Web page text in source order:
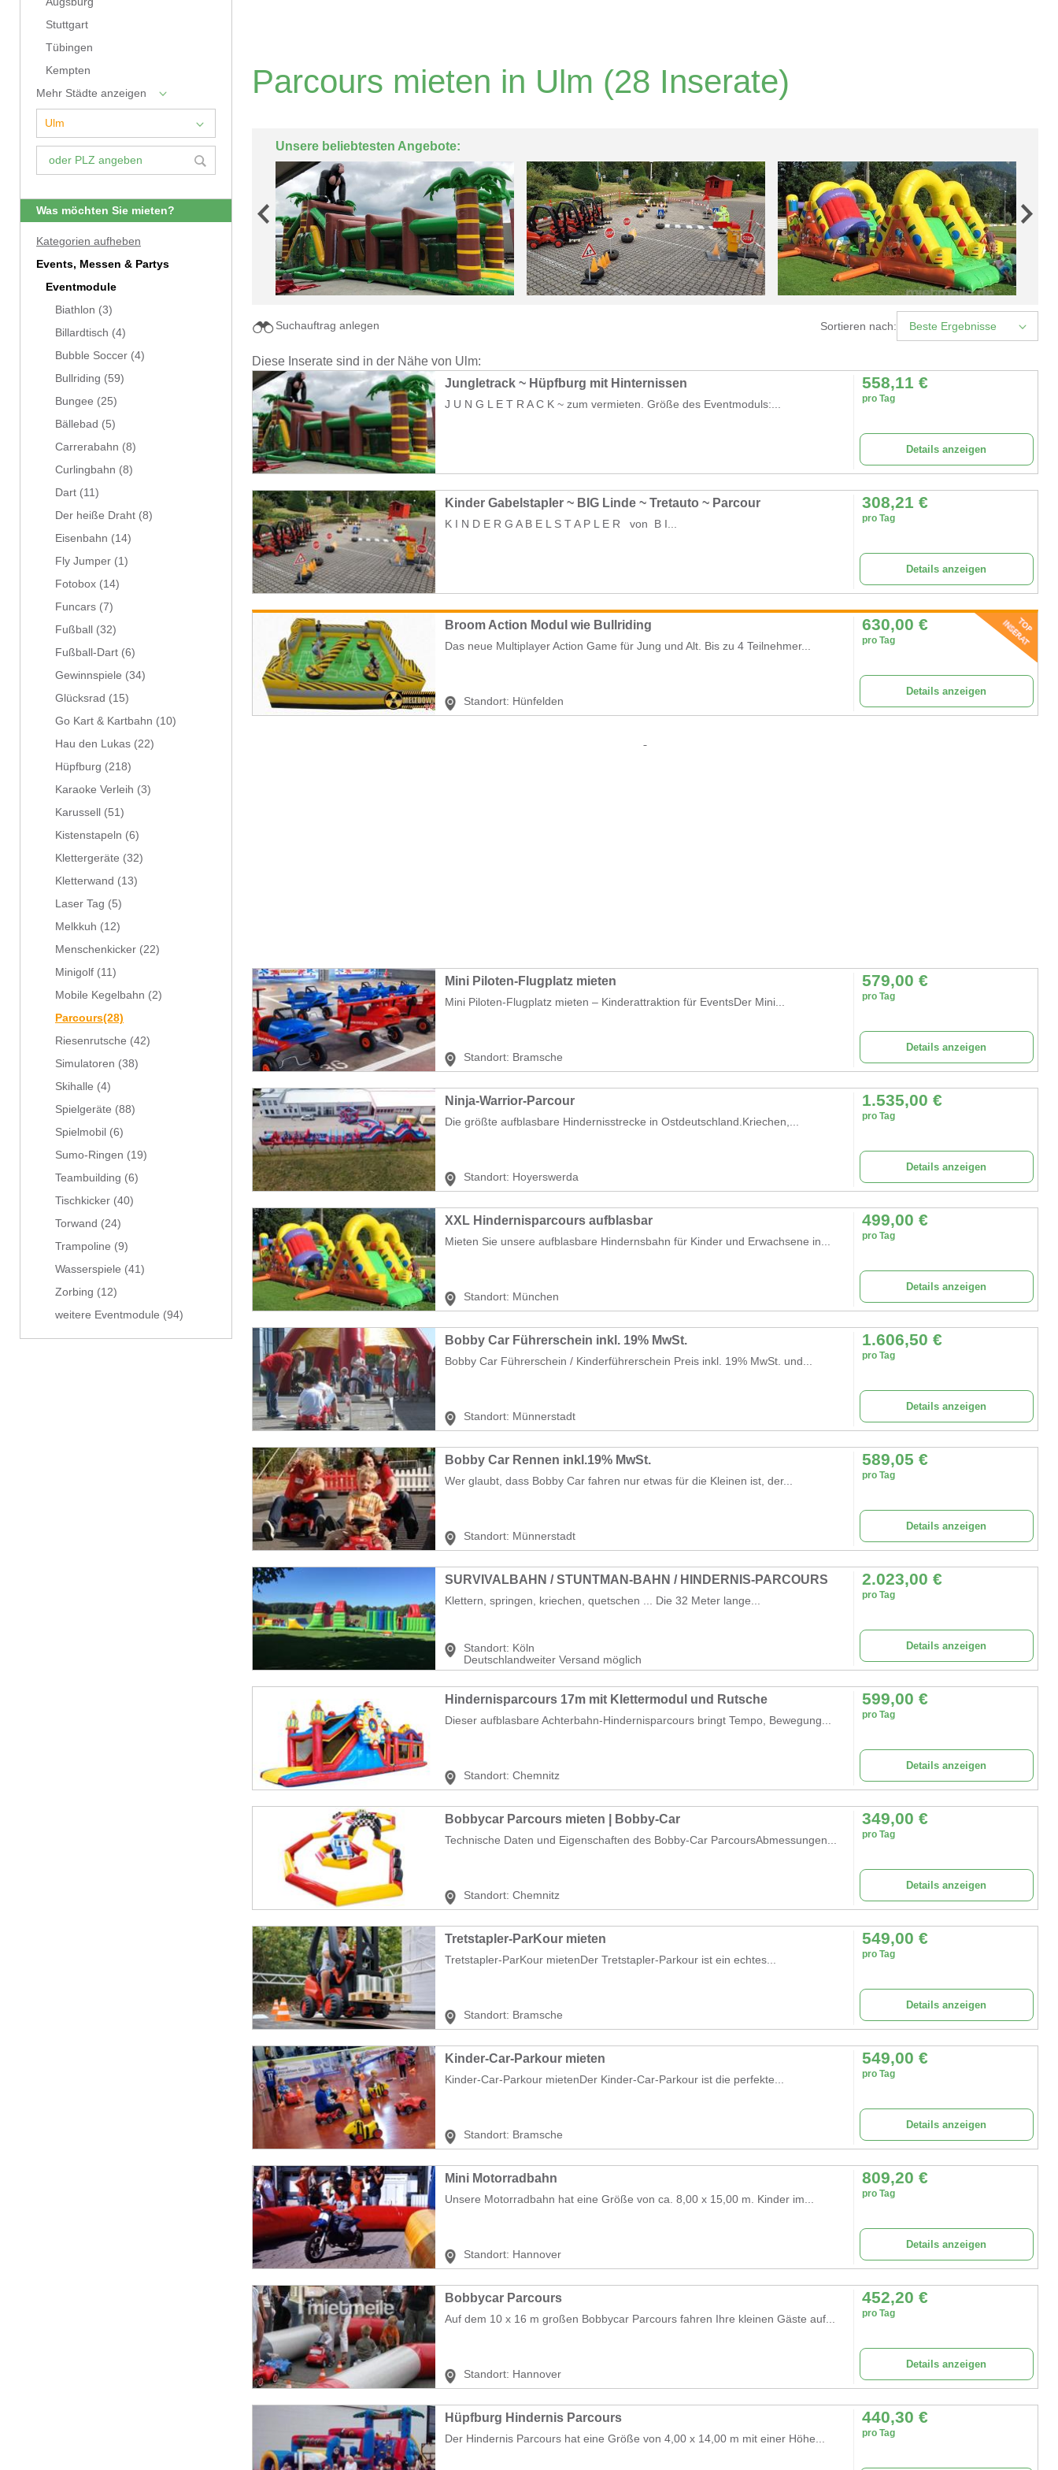
Stuttgart
Tübingen
Kempten
Mehr Städte anzeigen
Was möchten Sie mieten?
Kategorien aufheben
Events, Messen & Partys
Eventmodule
Biathlon (3)
Billardtisch (4)
Bubble Soccer (4)
Bullriding (59)
Bungee (25)
Bällebad (5)
Carrerabahn (8)
Curlingbahn (8)
Dart (11)
Der heiße Draht (8)
Eisenbahn (14)
Fly Jumper (1)
Fotobox (14)
Funcars (7)
Fußball
(32)
Fußball-Dart (6)
Gewinnspiele (34)
Glücksrad (15)
Go Kart & Kartbahn (10)
Hau den Lukas (22)
Hüpfburg (218)
Karaoke Verleih (3)
Karussell
(51)
Kistenstapeln (6)
Klettergeräte (32)
Kletterwand (13)
Laser Tag (5)
Melkkuh (12)
Menschenkicker (22)
Minigolf (11)
Mobile Kegelbahn (2)
Parcours(28)
Riesenrutsche (42)
Simulatoren (38)
Skihalle (4)
Spielgeräte (88)
Spielmobil (6)
Sumo-Ringen (19)
Teambuilding (6)
Tischkicker (40)
Torwand (24)
Trampoline (9)
Wasserspiele (41)
Zorbing (12)
weitere Eventmodule (94)
Parcours mieten in Ulm (28 Inserate)
Unsere beliebtesten Angebote:
Sortieren nach: Beste Ergebnisse
Suchauftrag anlegen
Diese Inserate sind in der Nähe von Ulm:
Jungletrack ~ Hüpfburg mit Hinternissen
J U N G L E T R A C K ~ zum vermieten. Größe des Eventmoduls:...
558,11 €
pro Tag
Details anzeigen
Kinder Gabelstapler ~ BIG Linde ~ Tretauto ~ Parcour
K I N D E R G A B E L S T A P L E R von B I...
308,21 €
pro Tag
Details anzeigen
Broom Action Modul wie Bullriding
Das neue Multiplayer Action Game für Jung und Alt. Bis zu 4 Teilnehmer...
Standort: Hünfelden
630,00 €
pro Tag
Details anzeigen
Mini Piloten-Flugplatz mieten
Mini Piloten-Flugplatz mieten – Kinderattraktion für EventsDer Mini...
Standort: Bramsche
579,00 €
pro Tag
Details anzeigen
Ninja-Warrior-Parcour
Die größte aufblasbare Hindernisstrecke in Ostdeutschland.Kriechen,...
Standort: Hoyerswerda
1.535,00 €
pro Tag
Details anzeigen
XXL Hindernisparcours aufblasbar
Mieten Sie unsere aufblasbare Hindernsbahn für Kinder und Erwachsene in...
Standort: München
499,00 €
pro Tag
Details anzeigen
Bobby Car Führerschein inkl. 19% MwSt.
Bobby Car Führerschein / Kinderführerschein Preis inkl. 19% MwSt. und...
Standort: Münnerstadt
1.606,50 €
pro Tag
Details anzeigen
Bobby Car Rennen inkl.19% MwSt.
Wer glaubt, dass Bobby Car fahren nur etwas für die Kleinen ist, der...
Standort: Münnerstadt
589,05 €
pro Tag
Details anzeigen
SURVIVALBAHN / STUNTMAN-BAHN / HINDERNIS-PARCOURS
Klettern, springen, kriechen, quetschen ... Die 32 Meter lange...
Standort: Köln
Deutschlandweiter Versand möglich
2.023,00 €
pro Tag
Details anzeigen
Hindernisparcours 17m mit Klettermodul und Rutsche
Dieser aufblasbare Achterbahn‑Hindernisparcours bringt Tempo, Bewegung...
Standort: Chemnitz
599,00 €
pro Tag
Details anzeigen
Bobbycar Parcours mieten | Bobby-Car
Technische Daten und Eigenschaften des Bobby-Car ParcoursAbmessungen...
Standort: Chemnitz
349,00 €
pro Tag
Details anzeigen
Tretstapler-ParKour mieten
Tretstapler-ParKour mietenDer Tretstapler-Parkour ist ein echtes...
Standort: Bramsche
549,00 €
pro Tag
Details anzeigen
Kinder-Car-Parkour mieten
Kinder-Car-Parkour mietenDer Kinder-Car-Parkour ist die perfekte...
Standort: Bramsche
549,00 €
pro Tag
Details anzeigen
Mini Motorradbahn
Unsere Motorradbahn hat eine Größe von ca. 8,00 x 15,00 m. Kinder im...
Standort: Hannover
809,20 €
pro Tag
Details anzeigen
Bobbycar Parcours
Auf dem 10 x 16 m großen Bobbycar Parcours fahren Ihre kleinen Gäste auf...
Standort: Hannover
452,20 €
pro Tag
Details anzeigen
Hüpfburg Hindernis Parcours
Der Hindernis Parcours hat eine Größe von 4,00 x 14,00 m mit einer Höhe...
440,30 €
pro Tag